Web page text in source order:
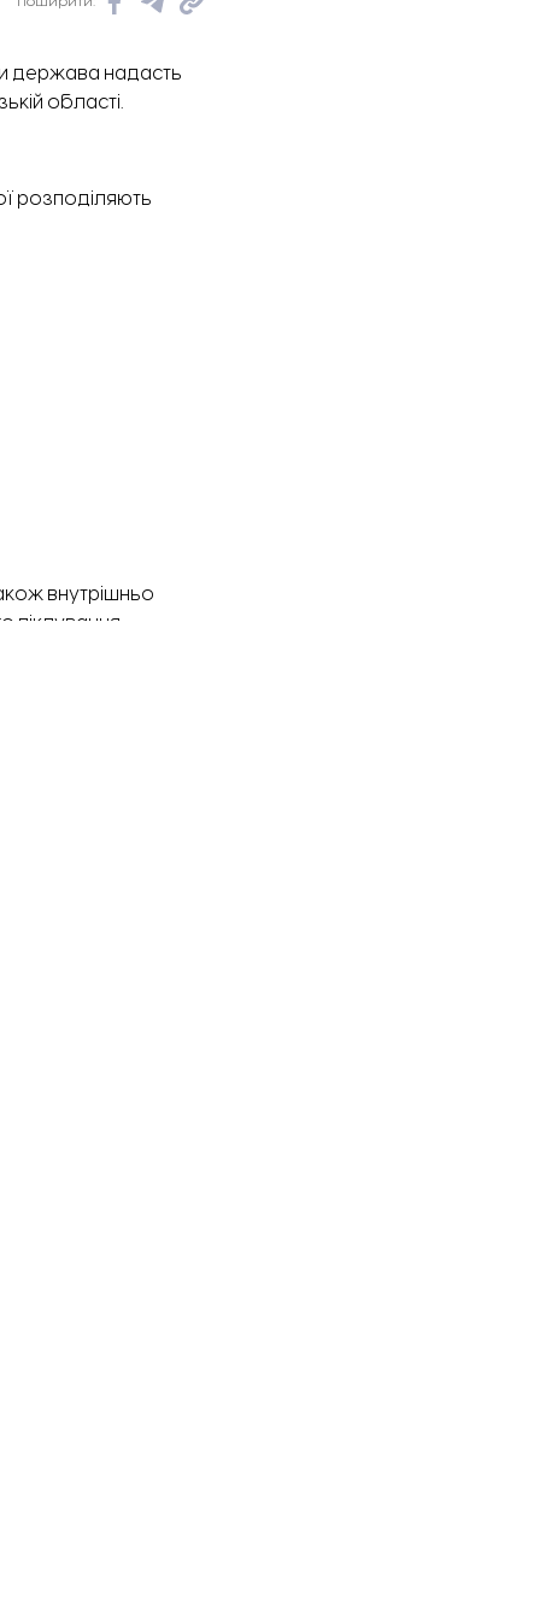
держава надасть
області.
розподіляють
внутрішньо
піклування.